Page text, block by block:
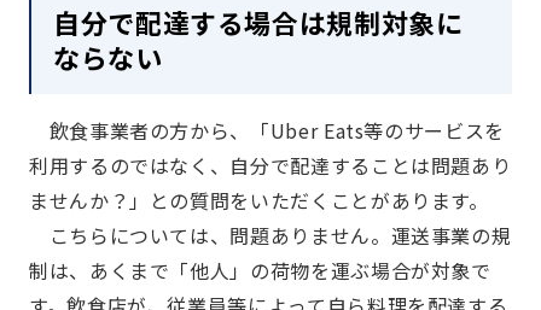
自分で配達する場合は規制対象に
ならない
飲食事業者の方から、「Uber Eats等のサービスを
利用するのではなく、自分で配達することは問題あり
ませんか？」との質問をいただくことがあります。
こちらについては、問題ありません。運送事業の規
制は、あくまで「他人」の荷物を運ぶ場合が対象で